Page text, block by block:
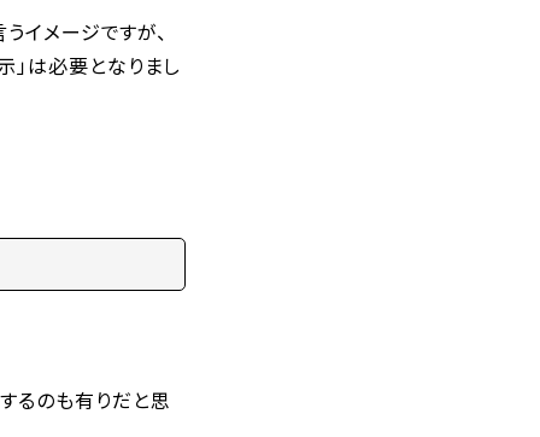
イメージですが、
」は必要となりまし
るのも有りだと思